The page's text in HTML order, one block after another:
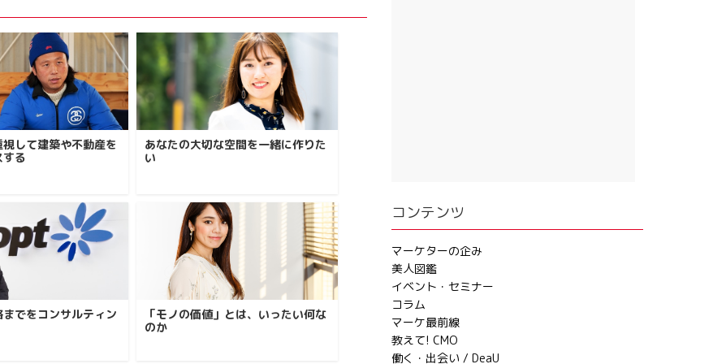
して建築や不動産を
する
あなたの大切な空間を一緒に作りた
い
までをコンサルティン
「モノの価値」とは、いったい何な
のか
コンテンツ
マーケターの企み
美人図鑑
イベント・セミナー
コラム
マーケ最前線
教えて! CMO
働く・出会い / DeaU